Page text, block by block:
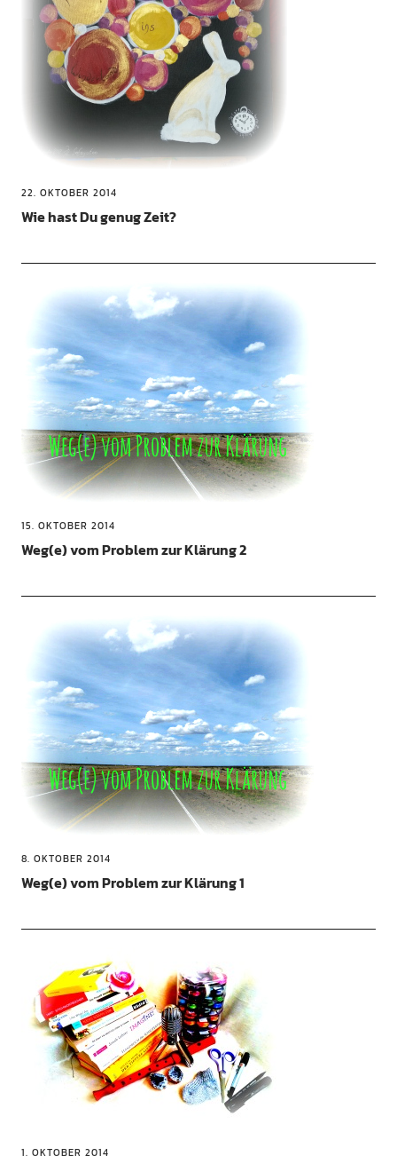
22. OKTOBER 2014
Wie hast Du genug Zeit?
15. OKTOBER 2014
Weg(e) vom Problem zur Klärung 2
8. OKTOBER 2014
Weg(e) vom Problem zur Klärung 1
1. OKTOBER 2014